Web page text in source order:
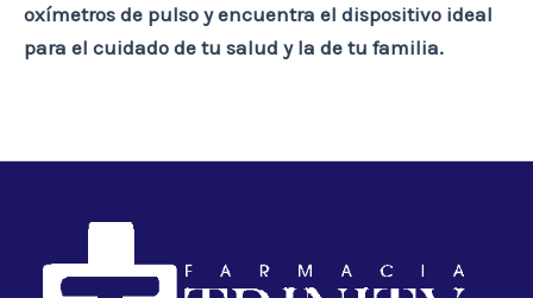
oxímetros de pulso y encuentra el dispositivo ideal
para el cuidado de tu salud y la de tu familia.